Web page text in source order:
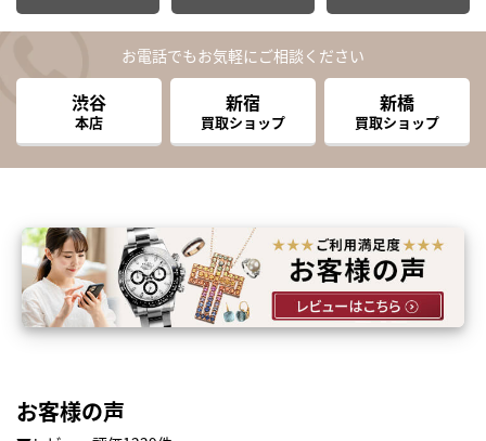
お電話でもお気軽にご相談ください
渋谷
本店
新宿
買取ショップ
新橋
買取ショップ
お客様の声